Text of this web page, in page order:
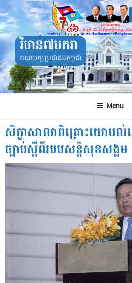
Skip
to
content
វិមាន៧មករា
គណបក្សប្រជាជនកម្ពុជា
Menu
សិក្ខាសាលាពិគ្រោះយោបល់ល
ច្បាប់ស្តីពីរបបសន្តិសុខសង្គម